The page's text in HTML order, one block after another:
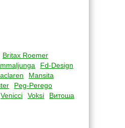
Britax Roemer
Fd-Design
Mansita
Peg-Perego
Venicci Voksi
Витоша